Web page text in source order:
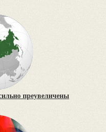
преувеличены